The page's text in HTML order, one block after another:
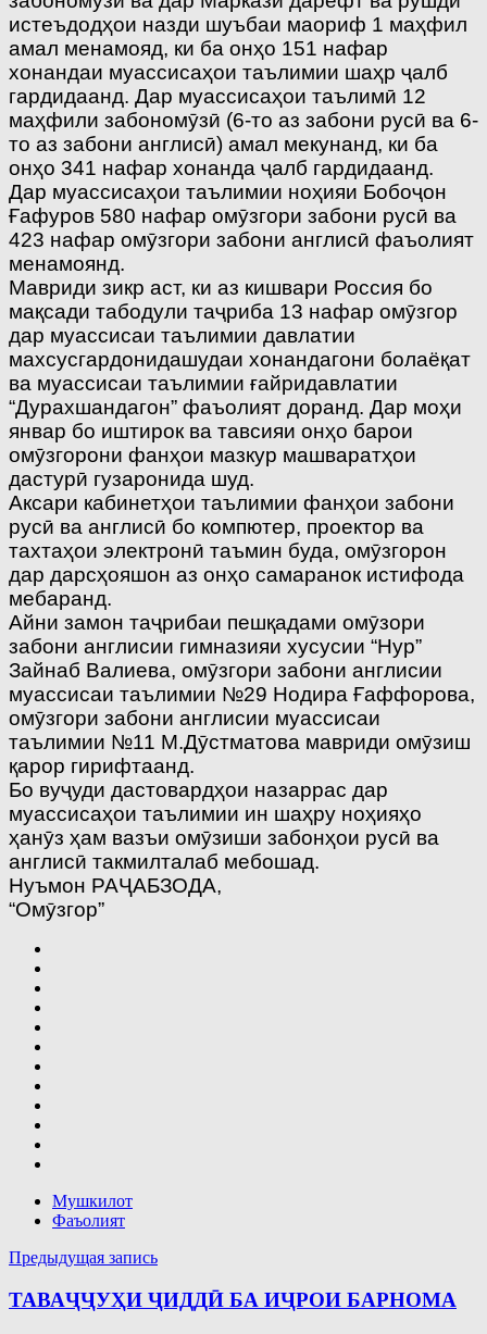
истеъдодҳои назди шуъбаи маориф 1 маҳфил
амал менамояд, ки ба онҳо 151 нафар
хонандаи муассисаҳои таълимии шаҳр ҷалб
гардидаанд. Дар муассисаҳои таълимӣ 12
маҳфили забономӯзӣ (6-то аз забони русӣ ва 6-
то аз забони англисӣ) амал мекунанд, ки ба
онҳо 341 нафар хонанда ҷалб гардидаанд.
Дар муассисаҳои таълимии ноҳияи Бобоҷон
Ғафуров 580 нафар омӯзгори забони русӣ ва
423 нафар омӯзгори забони англисӣ фаъолият
менамоянд.
Мавриди зикр аст, ки аз кишвари Россия бо
мақсади табодули таҷриба 13 нафар омӯзгор
дар муассисаи таълимии давлатии
махсусгардонидашудаи хонандагони болаёқат
ва муассисаи таълимии ғайридавлатии
“Дурахшандагон” фаъолият доранд. Дар моҳи
январ бо иштирок ва тавсияи онҳо барои
омӯзгорони фанҳои мазкур машваратҳои
дастурӣ гузаронида шуд.
Аксари кабинетҳои таълимии фанҳои забони
русӣ ва англисӣ бо компютер, проектор ва
тахтаҳои электронӣ таъмин буда, омӯзгорон
дар дарсҳояшон аз онҳо самаранок истифода
мебаранд.
Айни замон таҷрибаи пешқадами омӯзори
забони англисии гимназияи хусусии “Нур”
Зайнаб Валиева, омӯзгори забони англисии
муассисаи таълимии №29 Нодира Ғаффоро­ва,
омӯзгори забони англисии муассисаи
таълимии №11 М.Дӯстматова мавриди омӯзиш
қарор гирифтаанд.
Бо вуҷуди дастовардҳои назаррас дар
муассисаҳои таълимии ин шаҳру ноҳияҳо
ҳанӯз ҳам вазъи омӯзиши забонҳои русӣ ва
англисӣ такмилталаб мебошад.
Нуъмон РАҶАБЗОДА,
“Омӯзгор”
Мушкилот
Фаъолият
Навигация
по
записям
Предыдущая запись
ТАВАҶҶУҲИ ҶИДДӢ БА ИҶРОИ БАРНОМА